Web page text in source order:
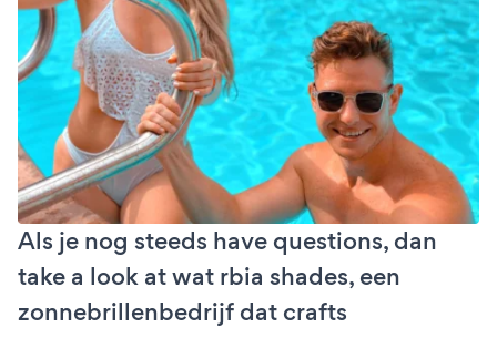
Als je nog steeds have questions, dan
take a look at wat rbia shades, een
zonnebrillenbedrijf dat crafts